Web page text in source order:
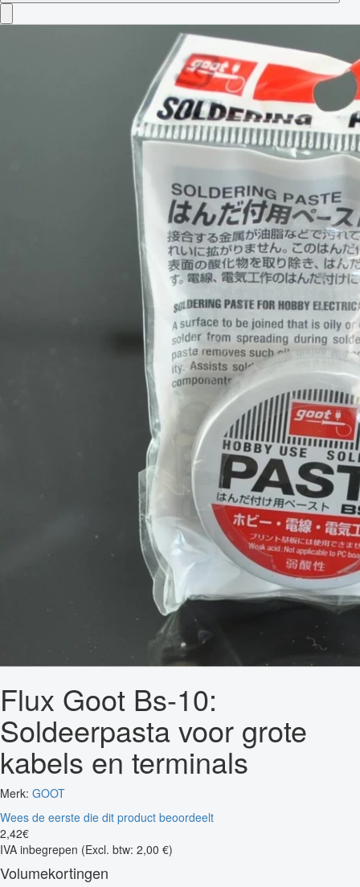
Flux Goot Bs-10:
Soldeerpasta voor grote
kabels en terminals
Merk: GOOT
Wees de eerste die dit product beoordeelt
2,42€
IVA inbegrepen (Excl. btw: 2,00 €)
Volumekortingen